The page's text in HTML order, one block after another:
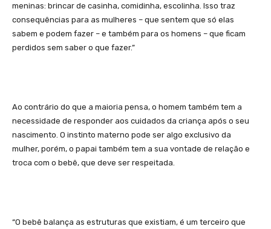
meninas: brincar de casinha, comidinha, escolinha. Isso traz
consequências para as mulheres – que sentem que só elas
sabem e podem fazer – e também para os homens – que ficam
perdidos sem saber o que fazer.”
Ao contrário do que a maioria pensa, o homem também tem a
necessidade de responder aos cuidados da criança após o seu
nascimento. O instinto materno pode ser algo exclusivo da
mulher, porém, o papai também tem a sua vontade de relação e
troca com o bebê, que deve ser respeitada.
“O bebê balança as estruturas que existiam, é um terceiro que